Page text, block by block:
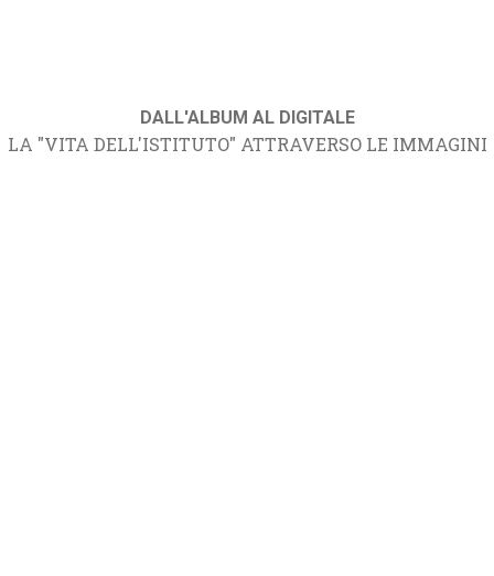
DALL'ALBUM AL DIGITALE
LA "VITA DELL'ISTITUTO" ATTRAVERSO LE IMMAGINI